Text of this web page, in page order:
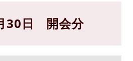
30日 開会分